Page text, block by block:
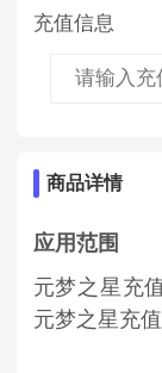
充值信息
商品详情
应用范围
元梦之星充
元梦之星充值